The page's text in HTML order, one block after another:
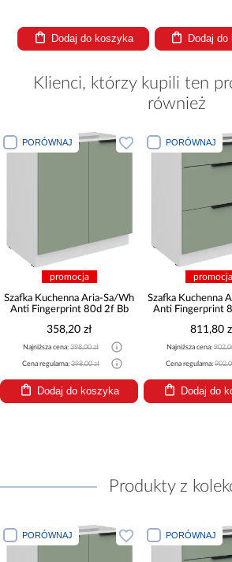
Dodaj do koszyka Dodaj
Klienci, którzy kupili ten
również
PORÓWNAJ
promocja
Szafka Kuchenna Aria-Sa/Wh
Anti Fingerprint 80d 2f Bb
358,20 zł
Najniższa cena: 398,00 zł
Cena regularna: 398,00 zł
Dodaj do koszyka
PORÓWNAJ
promocja
Szafka Kuchenna
Anti Fingerprint
811,80
Najniższa cena:
Cena regularna:
Dodaj do
Produkty z
PORÓWNAJ PORÓWNAJ